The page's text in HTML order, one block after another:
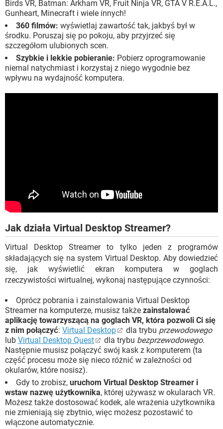
Birds VR, Batman: Arkham VR, Fruit Ninja VR, GTA V R.E.A.L.,
Gunheart, Minecraft i wiele innych!
360 filmów: wyświetlaj zawartość tak, jakbyś był w
środku. Poruszaj się po pokoju, aby przyjrzeć się
szczegółom ulubionych scen.
Szybkie i lekkie pobieranie: Pobierz oprogramowanie
niemal natychmiast i korzystaj z niego wygodnie bez
wpływu na wydajność komputera.
Jak działa Virtual Desktop Streamer?
Virtual Desktop Streamer to tylko jeden z programów
składających się na system Virtual Desktop. Aby dowiedzieć
się, jak wyświetlić ekran komputera w goglach
rzeczywistości wirtualnej, wykonaj następujące czynności:
Oprócz pobrania i zainstalowania Virtual Desktop
Streamer na komputerze, musisz także zainstalować
aplikację towarzyszącą na goglach VR, która pozwoli Ci się
z nim połączyć: Virtual Desktop dla trybu przewodowego
lub Virtual Desktop Quest dla trybu bezprzewodowego.
Następnie musisz połączyć swój kask z komputerem (ta
część procesu może się nieco różnić w zależności od
okularów, które nosisz).
Gdy to zrobisz, uruchom Virtual Desktop Streamer i
wstaw nazwę użytkownika, której używasz w okularach VR.
Możesz także dostosować kodek, ale wrażenia użytkownika
nie zmieniają się zbytnio, więc możesz pozostawić to
włączone automatycznie.